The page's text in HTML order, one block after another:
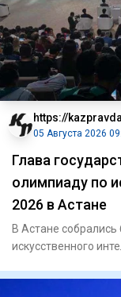
https://
05 Августа 2026
Глава
олимпиаду по
2026 в Астане
В Астане
искусственного